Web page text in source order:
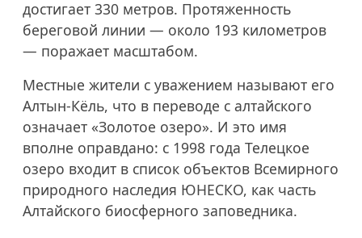
достигает 330 метров. Протяженность
береговой линии — около 193 километров
— поражает масштабом.
Местные жители с уважением называют его
Алтын-Кёль, что в переводе с алтайского
означает «Золотое озеро». И это имя
вполне оправдано: с 1998 года Телецкое
озеро входит в список объектов Всемирного
природного наследия ЮНЕСКО, как часть
Алтайского биосферного заповедника.